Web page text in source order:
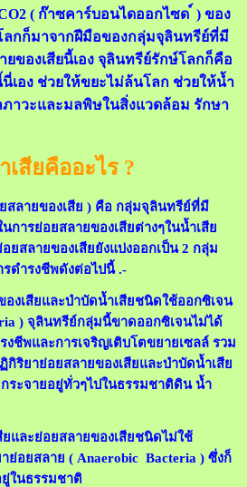
( ก๊าซคาร์บอนไดออกไซด ์ ) ของ
ลกก็มาจากฝีมือของกลุ่มจุลินทรีย์ที่มี
ของเสียนี้เอง จุลินทรีย์รักษ์โลกก็คือ
เอง ช่วยให้ขยะไม่ล้นโลก ช่วยให้น้ำ
าวะและมลพิษในสิ่งแวดล้อม รักษา
สียคืออะไร ?
สลายของเสีย ) คือ กลุ่มจุลินทรีย์ที่มี
ารย่อยสลายของเสียต่างๆในน้ำเสีย
ยสลายของเสียยังแบ่งออกเป็น 2 กลุ่ม
ดำรงชีพดังต่อไปนี้ .-
งเสียและบำบัดน้ำเสียชนิดใช้ออกซิเจน
) จุลินทรีย์กลุ่มนี้ขาดออกซิเจนไม่ได้
งชีพและการเจริญเติบโตขยายเซลล์ รวม
กิริยาย่อยสลายของเสียและบำบัดน้ำเสีย
ะจายอยู่ทั่วๆไปในธรรมชาติดิน น้ำ
และย่อยสลายของเสียชนิดไม่ใช้
ย่อยสลาย ( Anaerobic Bacteria ) ซึ่งก็
ในธรรมชาติ